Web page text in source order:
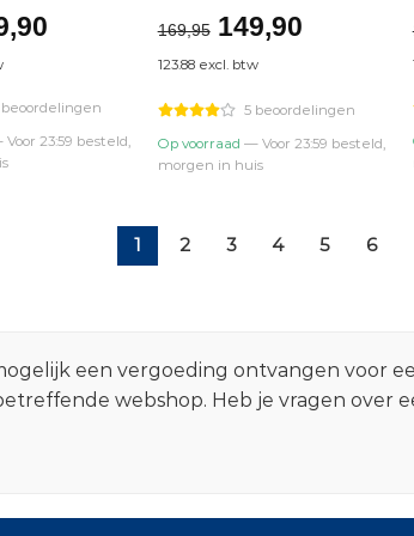
Huidige
€119,90.
beoordelingen
23:59 besteld,
169,95
prijs
was:
€169,95.
149,90Huidige
€149,90.
123.88 excl. btw
5 beoordelingen
Op voorraad — Voor 23:59 besteld,
morgen in huis
1 2 3 4 5 6
een vergoeding ontvangen voor
webshop. Heb je vragen over